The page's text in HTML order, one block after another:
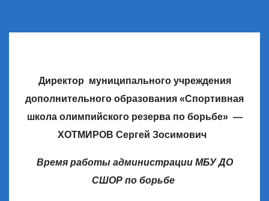
Директор муниципального учреждения
дополнительного образования «Спортивная
школа олимпийского резерва по борьбе» —
ХОТМИРОВ Сергей Зосимович
Время работы администрации МБУ ДО
СШОР по борьбе